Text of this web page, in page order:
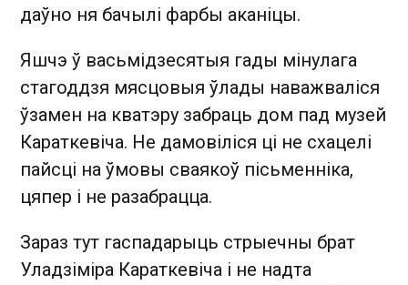
даўно ня бачылі фарбы аканіцы.
Яшчэ ў васьмідзесятыя гады мінулага
стагоддзя мясцовыя ўлады наважваліся
ўзамен на кватэру забраць дом пад музей
Караткевіча. Не дамовіліся ці не схацелі
пайсці на ўмовы сваякоў пісьменніка,
цяпер і не разабрацца.
Зараз тут гаспадарыць стрыечны брат
Уладзіміра Караткевіча і не надта